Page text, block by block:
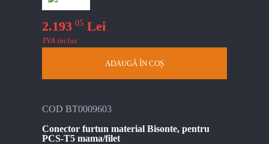
2.193 05 Lei
TVA inclus
ADAUGĂ ÎN COȘ
COD BT0009603
Conector furtun material Bisonte, pentru
PCS-T5 mama/filet